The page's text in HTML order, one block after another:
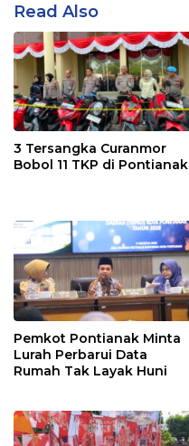
Read Also
3 Tersangka Curanmor
Bobol 11 TKP di Pontianak
Pemkot Pontianak Minta
Lurah Perbarui Data
Rumah Tak Layak Huni